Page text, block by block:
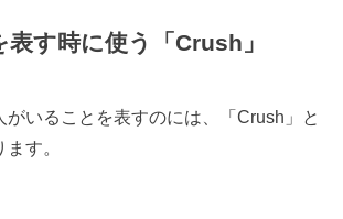
す時に使う「Crush」
がいることを表すのには、「Crush」と
す。